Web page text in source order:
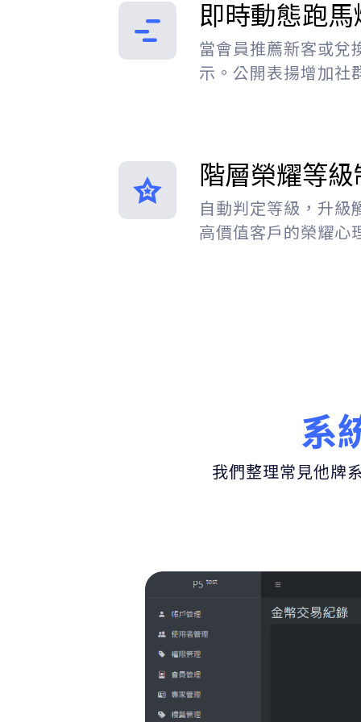
即時動態跑馬
當會員推薦新客或兌
示。公開表揚增加社
階層榮耀等
自動判定等級，升級
高價值客戶的榮耀心
系
我們整理常見他牌